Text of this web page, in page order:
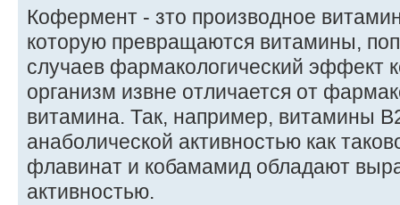
Кофермент - зто производное
которую превращаются витамины,
случаев фармакологический эффект
организм извне отличается от
витамина. Так, например, витамины
анаболической активностью как
флавинат и кобамамид обладают
активностью.